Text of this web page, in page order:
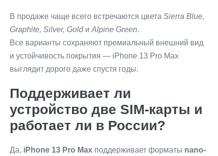
В продаже чаще всего встречаются цвета Sierra Blue,
Graphite, Silver, Goldи Alpine Green.
Все варианты сохраняют премиальный внешний вид
и устойчивость покрытия — iPhone 13 Pro Max
выглядит дорого даже спустя годы.
Поддерживает ли
устройство две SIM-карты и
работает ли в России?
Да, iPhone 13 Pro Max поддерживает форматы nano-